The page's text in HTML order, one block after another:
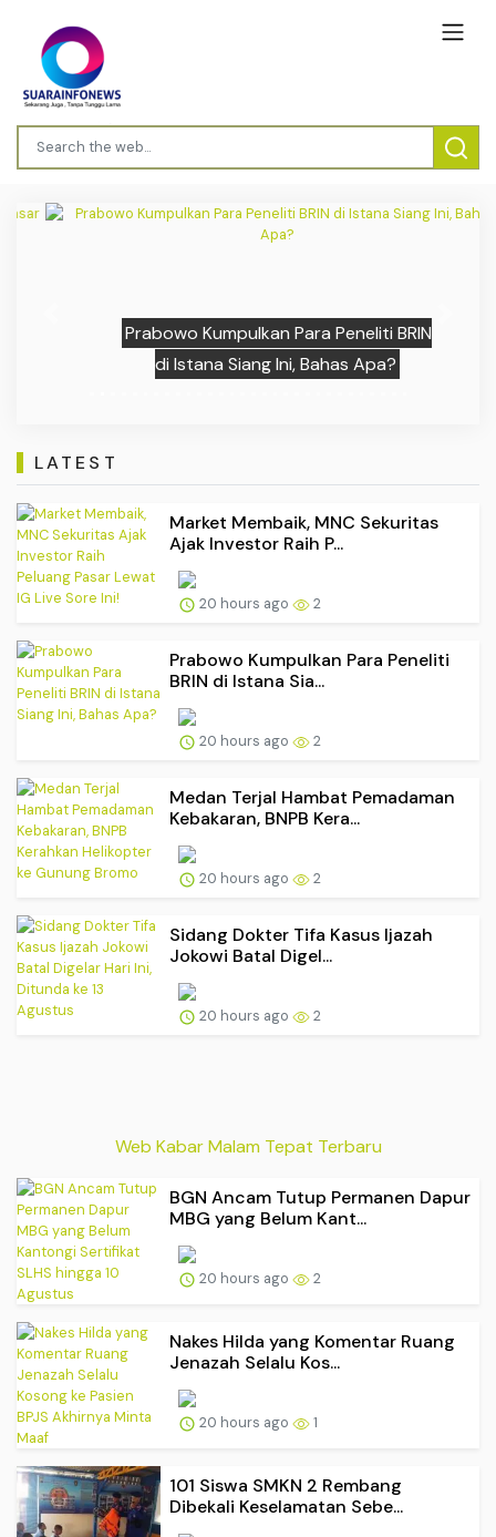
Prabowo Kumpulkan Para Peneliti BRIN
di Istana Siang Ini, Bahas Apa?
LATEST
Market Membaik, MNC Sekuritas
Ajak Investor Raih P...
20 hours ago 2
Prabowo Kumpulkan Para Peneliti
BRIN di Istana Sia...
20 hours ago 2
Medan Terjal Hambat Pemadaman
Kebakaran, BNPB Kera...
20 hours ago 2
Sidang Dokter Tifa Kasus Ijazah
Jokowi Batal Digel...
20 hours ago 2
Web Kabar Malam Tepat Terbaru
BGN Ancam Tutup Permanen Dapur
MBG yang Belum Kant...
20 hours ago 2
Nakes Hilda yang Komentar Ruang
Jenazah Selalu Kos...
20 hours ago 1
101 Siswa SMKN 2 Rembang
Dibekali Keselamatan Sebe...